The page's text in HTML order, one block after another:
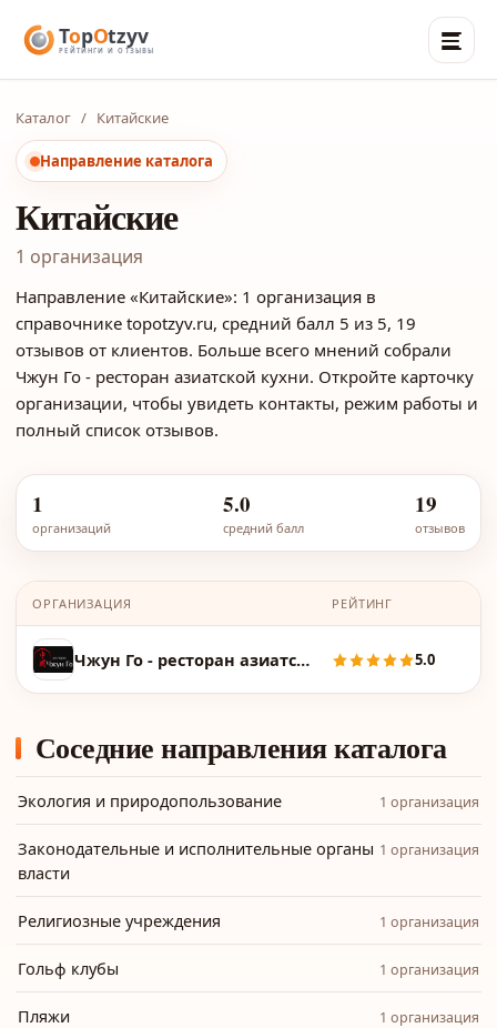
Каталог / Китайские
Направление каталога
Китайские
1 организация
Направление «Китайские»: 1 организация в
справочнике topotzyv.ru, средний балл 5 из 5, 19
отзывов от клиентов. Больше всего мнений собрали
Чжун Го - ресторан азиатской кухни. Откройте карточку
организации, чтобы увидеть контакты, режим работы и
полный список отзывов.
организаций
1
средний балл
5.0
отзывов
19
ОРГАНИЗАЦИЯ РЕЙТИНГ
Чжун Го - ресторан азиатской кухни 5.0
Соседние направления каталога
Экология и природопользование 1 организация
Законодательные и исполнительные органы
власти
1 организация
Религиозные учреждения 1 организация
Гольф клубы 1 организация
Пляжи 1 организация